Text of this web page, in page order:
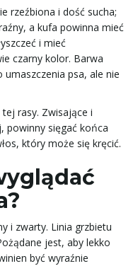
c
j
rzeźbiona i dość sucha;
a kufa powinna mieć
i mieć
czarny kolor. Barwa
psa, ale nie
rasy. Zwisające i
powinny sięgać końca
który może się kręcić.
i zwarty. Linia grzbietu
jest, aby lekko
być wyraźnie